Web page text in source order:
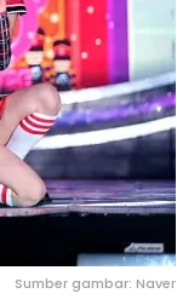
Sumber gambar: Naver